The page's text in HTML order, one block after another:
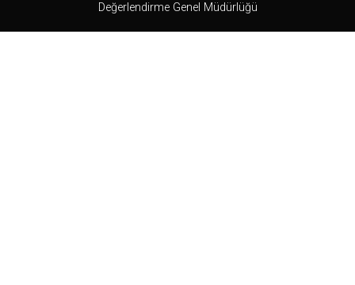
Değerlendirme Genel Müdürlüğü